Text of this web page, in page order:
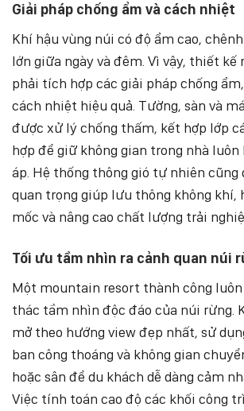
Giải pháp chống ẩm và cách nhiệt
Khí hậu vùng núi có độ ẩm cao,
lớn giữa ngày và đêm. Vì vậy, thiết
phải tích hợp các giải pháp chống
cách nhiệt hiệu quả. Tường, sàn và
được xử lý chống thấm, kết hợp lớp
hợp để giữ không gian trong nhà luôn
áp. Hệ thống thông gió tự nhiên cũng
quan trọng giúp lưu thông không khí,
mốc và nâng cao chất lượng trải
Tối ưu tầm nhìn ra cảnh quan núi
Một mountain resort thành công
thác tầm nhìn độc đáo của núi rừng.
mở theo hướng view đẹp nhất, sử
ban công thoáng và không gian
hoặc sân để du khách dễ dàng cảm
Việc tính toán cao độ các khối công